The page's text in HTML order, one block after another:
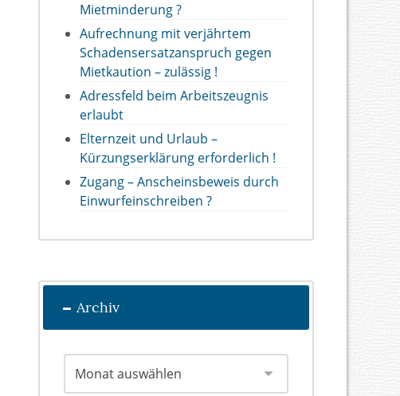
Mietminderung ?
Aufrechnung mit verjährtem
Schadensersatzanspruch gegen
Mietkaution – zulässig !
Adressfeld beim Arbeitszeugnis
erlaubt
Elternzeit und Urlaub –
Kürzungserklärung erforderlich !
Zugang – Anscheinsbeweis durch
Einwurfeinschreiben ?
Archiv